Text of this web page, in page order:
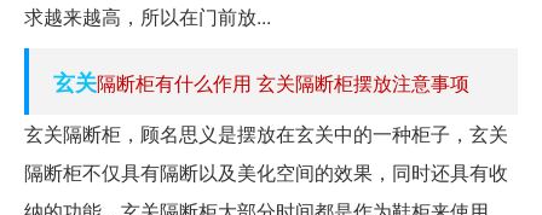
求越来越高，所以在门前放...
玄关隔断柜有什么作用 玄关隔断柜摆放注意事项
玄关隔断柜，顾名思义是摆放在玄关中的一种柜子，玄关
隔断柜不仅具有隔断以及美化空间的效果，同时还具有收